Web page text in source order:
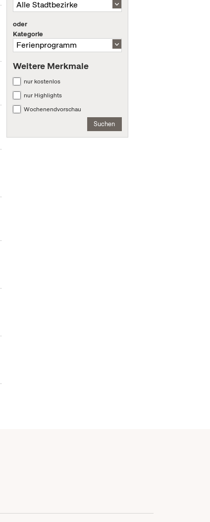
oder
Kategorie
Weitere Merkmale
nur kostenlos
nur Highlights
Wochenendvorschau
Suchen